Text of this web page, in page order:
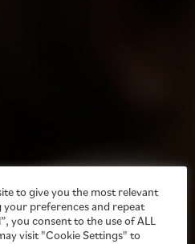
to give you the most relevant
preferences and repeat
you consent to the use of ALL
visit "Cookie Settings" to